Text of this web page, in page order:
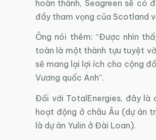
hoàn thành, Seagreen sẽ có
đầy tham vọng của Scotland
Ông nói thêm: “Được nhìn
toàn là một thành tựu tuyệt
sẽ mang lại lợi ích cho cộng
Vương quốc Anh”.
Đối với TotalEnergies, đây là
hoạt động ở châu Âu (dự án
là dự án Yulin ở Đài Loan).